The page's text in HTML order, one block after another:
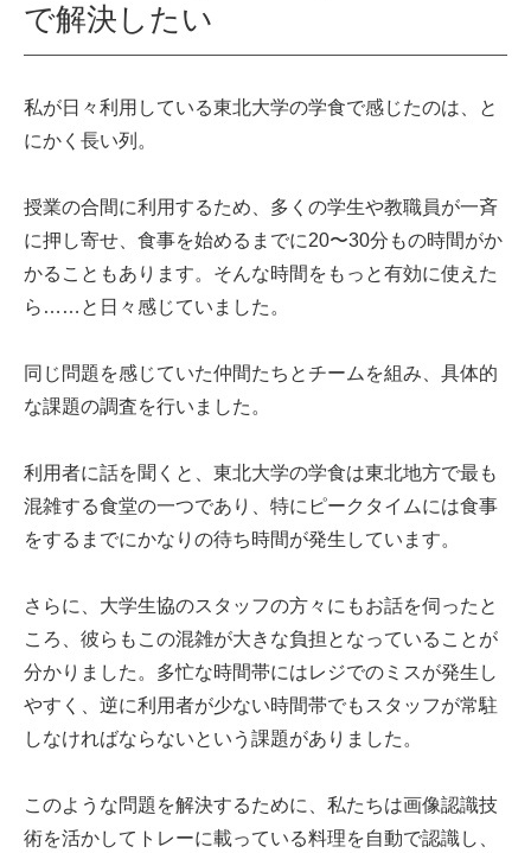
で解決したい
私が日々利用している東北大学の学食で感じたのは、と
にかく長い列。
授業の合間に利用するため、多くの学生や教職員が一斉
に押し寄せ、食事を始めるまでに20〜30分もの時間がか
かることもあります。そんな時間をもっと有効に使えた
ら……と日々感じていました。
同じ問題を感じていた仲間たちとチームを組み、具体的
な課題の調査を行いました。
利用者に話を聞くと、東北大学の学食は東北地方で最も
混雑する食堂の一つであり、特にピークタイムには食事
をするまでにかなりの待ち時間が発生しています。
さらに、大学生協のスタッフの方々にもお話を伺ったと
ころ、彼らもこの混雑が大きな負担となっていることが
分かりました。多忙な時間帯にはレジでのミスが発生し
やすく、逆に利用者が少ない時間帯でもスタッフが常駐
しなければならないという課題がありました。
このような問題を解決するために、私たちは画像認識技
術を活かしてトレーに載っている料理を自動で認識し、